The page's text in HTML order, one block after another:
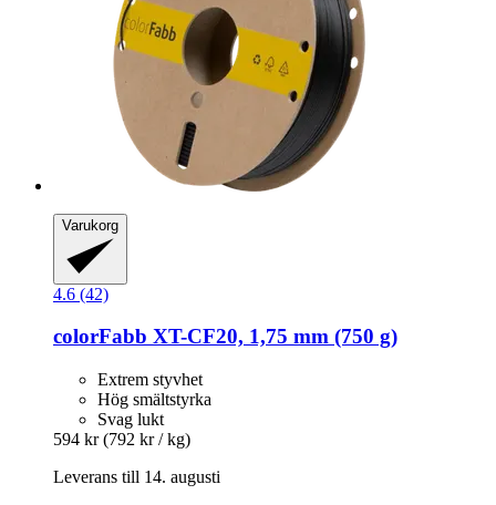
Varukorg
4.6 (42)
colorFabb XT-​CF20, 1,75 mm (750 g)
Extrem styvhet
Hög smältstyrka
Svag lukt
594 kr (792 kr / kg)
Leverans till 14. augusti